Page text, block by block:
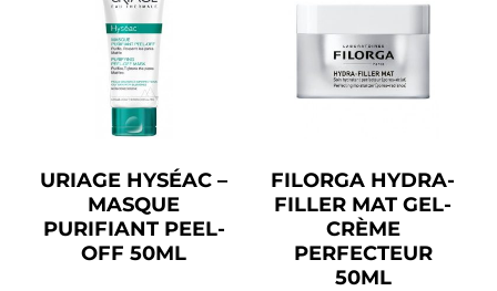
URIAGE HYSÉAC –
MASQUE
PURIFIANT PEEL-
OFF 50ML
FILORGA HYDRA-
FILLER MAT GEL-
CRÈME
PERFECTEUR
50ML